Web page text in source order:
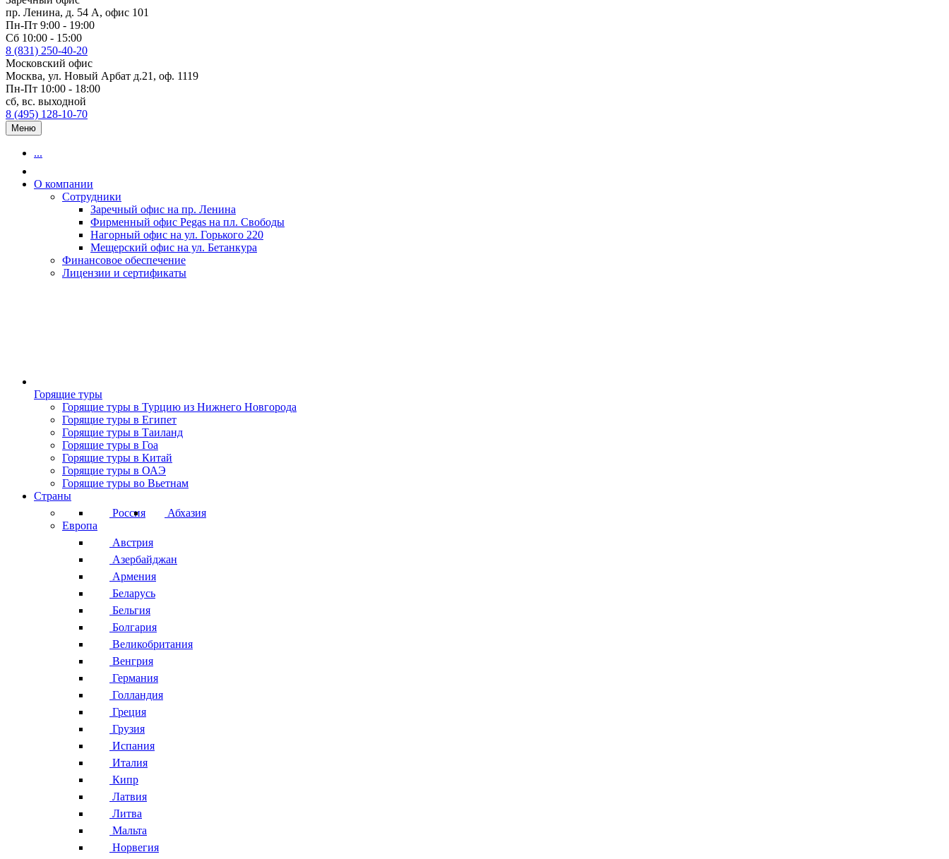
пр. Ленина, д. 54 А, офис 101
Пн-Пт 9:00 - 19:00
Сб 10:00 - 15:00
8 (831) 250-40-20
Московский офис
Москва, ул. Новый Арбат д.21, оф. 1119
Пн-Пт 10:00 - 18:00
сб, вс. выходной
8 (495) 128-10-70
Меню
...
О компании
Сотрудники
Заречный офис на пр. Ленина
Фирменный офис Pegas на пл. Свободы
Нагорный офис на ул. Горького 220
Мещерский офис на ул. Бетанкура
Финансовое обеспечение
Лицензии и сертификаты
Горящие туры
Горящие туры в Турцию из Нижнего Новгорода
Горящие туры в Египет
Горящие туры в Таиланд
Горящие туры в Гоа
Горящие туры в Китай
Горящие туры в ОАЭ
Горящие туры во Вьетнам
Страны
Россия
Абхазия
Европа
Австрия
Азербайджан
Армения
Беларусь
Бельгия
Болгария
Великобритания
Венгрия
Германия
Голландия
Греция
Грузия
Испания
Италия
Кипр
Латвия
Литва
Мальта
Норвегия